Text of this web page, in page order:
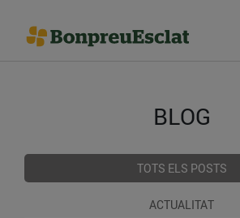
BLOG
TOTS ELS POSTS
ACTUALITAT